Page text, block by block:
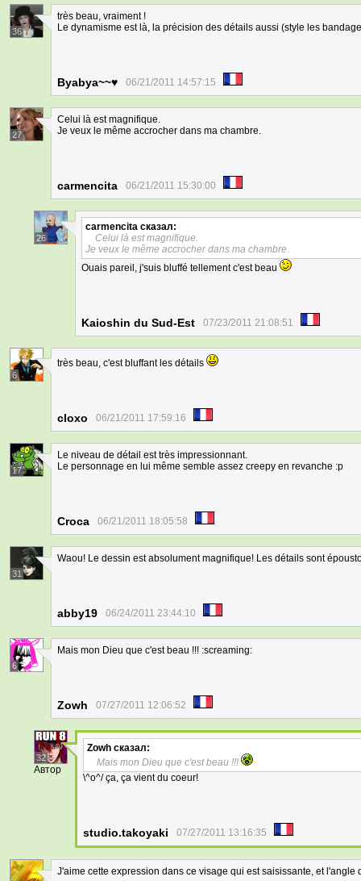
36
très beau, vraiment !
Le dynamisme est là, la précision des détails aussi (style les
Byabya~~♥ 06/21/2011 14:57:15
27
Celui là est magnifique.
Je veux le même accrocher dans ma chambre.
carmencita 06/21/2011 15:30:00
26
carmencita сказал:
Celui là est magnifique.
Je veux le même accrocher dans ma chambre.
Ouais pareil, j'suis bluffé tellement c'est beau
Kaioshin du Sud-Est 07/23/2011 21:08:51
6
très beau, c'est bluffant les détails
cloxo 06/21/2011 17:59:16
17
Le niveau de détail est très impressionnant.
Le personnage en lui même semble assez creepy en revanche :p
Croca 06/21/2011 18:05:58
31
Waou! Le dessin est absolument magnifique! Les détails sont
abby19 06/24/2011 23:44:10
6
Mais mon Dieu que c'est beau !!! :screaming:
Zowh 07/27/2011 12:06:52
32
Автор
Zowh сказал:
Mais mon Dieu que c'est beau !!!
\^o^/ ça, ça vient du coeur!
studio.takoyaki 07/27/2011 13:16:35
J'aime cette expression dans ce visage qui est saisissante, et